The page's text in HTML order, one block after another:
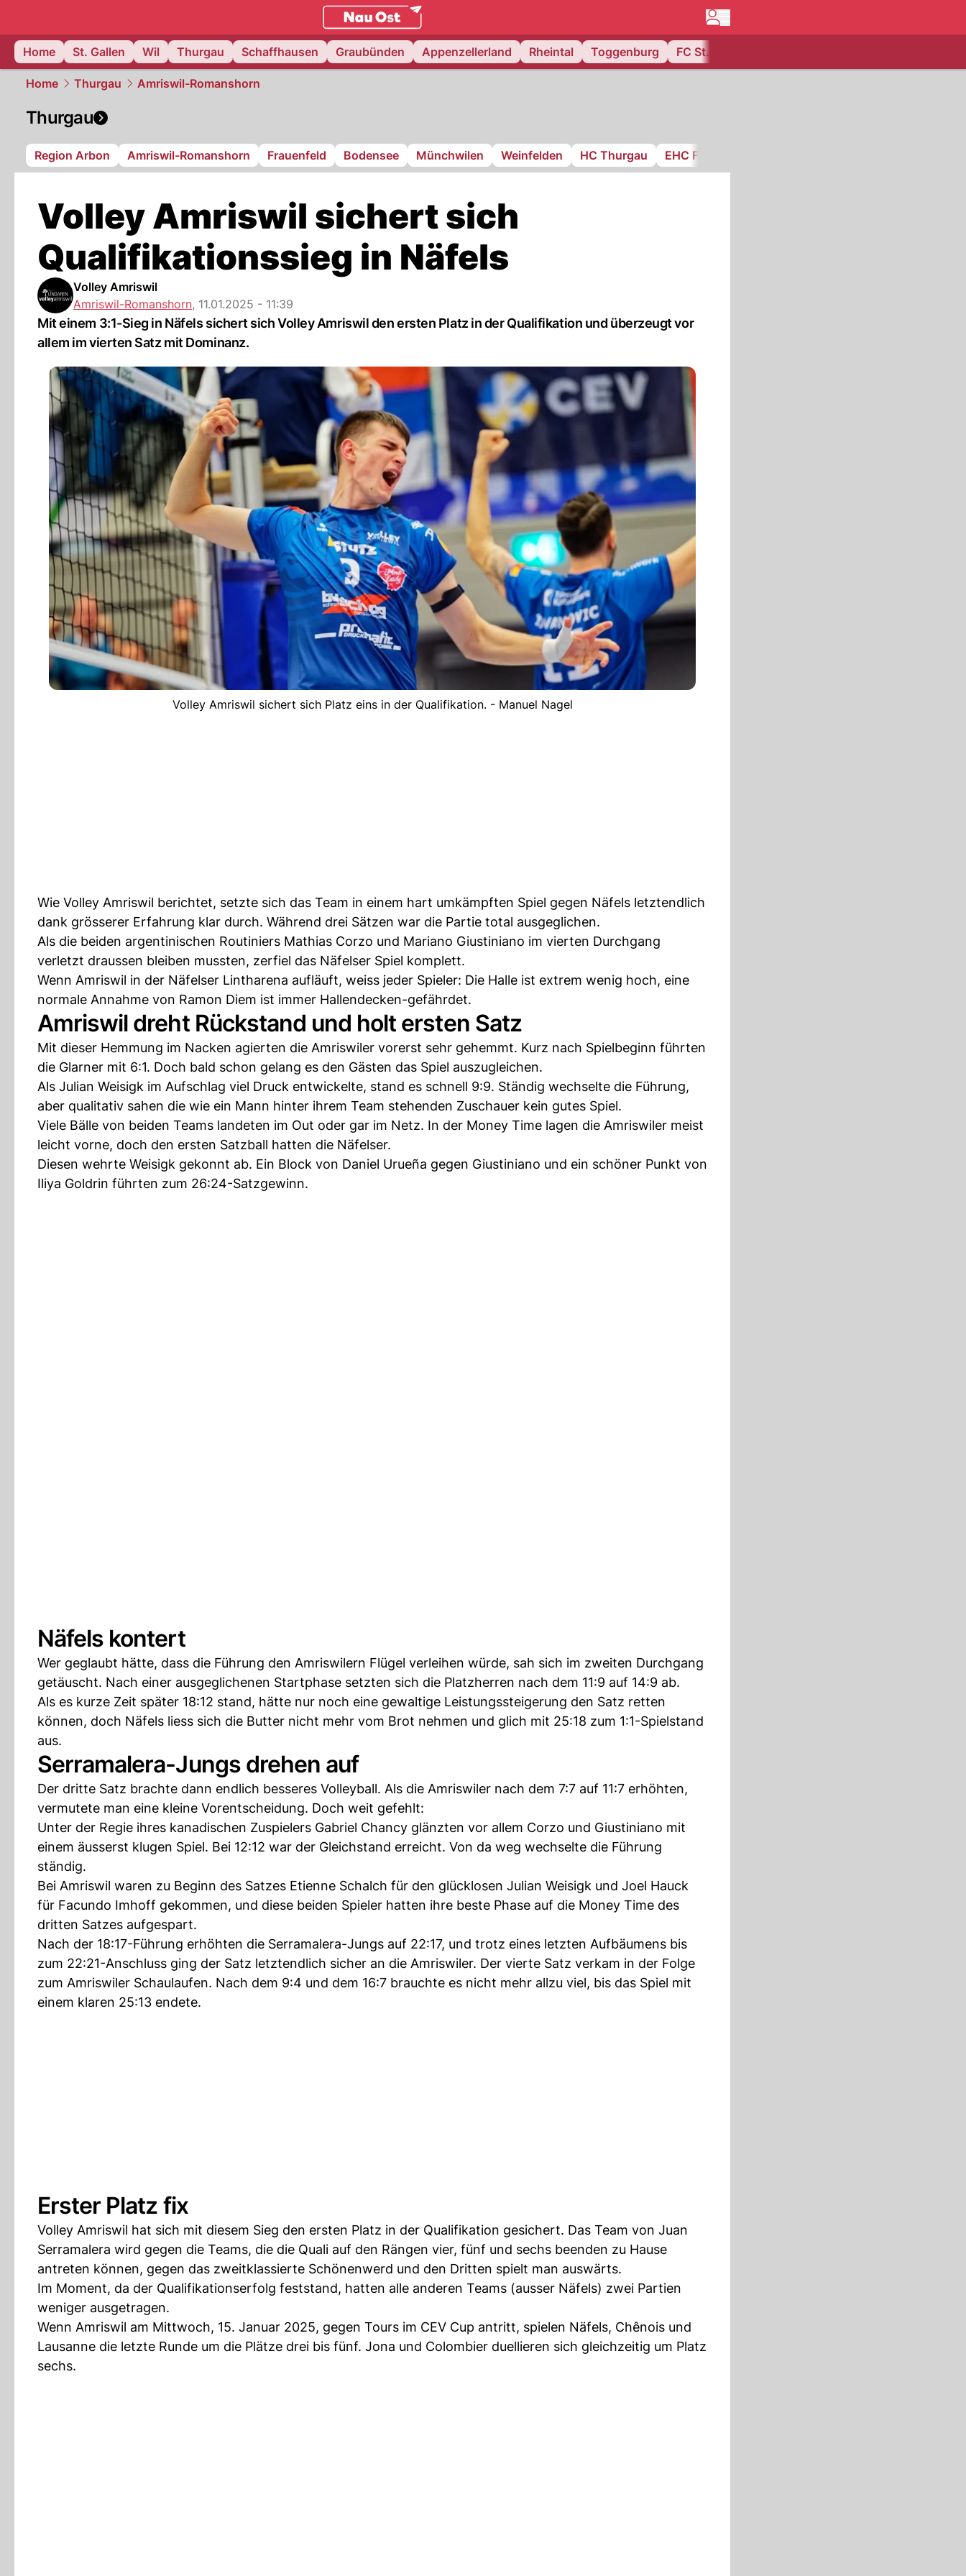
ostschweiz.NAU.ch
Home
St. Gallen Wil Thurgau Schaffhausen Graubünden Appenzellerland Rheintal Toggenburg FC St. Gallen
Home Thurgau Amriswil-Romanshorn
Thurgau
Region Arbon Amriswil-Romanshorn Frauenfeld Bodensee Münchwilen Weinfelden HC Thurgau EHC Frauenfeld
Volley Amriswil sichert sich
Qualifikationssieg in Näfels
Volley Amriswil
Amriswil-Romanshorn, 11.01.2025 - 11:39
Mit einem 3:1-Sieg in Näfels sichert sich Volley Amriswil den ersten Platz in der Qualifikation und überzeugt vor
allem im vierten Satz mit Dominanz.
Volley Amriswil sichert sich Platz eins in der Qualifikation. - Manuel Nagel
Wie Volley Amriswil berichtet, setzte sich das Team in einem hart umkämpften Spiel gegen Näfels letztendlich
dank grösserer Erfahrung klar durch. Während drei Sätzen war die Partie total ausgeglichen.
Als die beiden argentinischen Routiniers Mathias Corzo und Mariano Giustiniano im vierten Durchgang
verletzt draussen bleiben mussten, zerfiel das Näfelser Spiel komplett.
Wenn Amriswil in der Näfelser Lintharena aufläuft, weiss jeder Spieler: Die Halle ist extrem wenig hoch, eine
normale Annahme von Ramon Diem ist immer Hallendecken-gefährdet.
Amriswil dreht Rückstand und holt ersten Satz
Mit dieser Hemmung im Nacken agierten die Amriswiler vorerst sehr gehemmt. Kurz nach Spielbeginn führten
die Glarner mit 6:1. Doch bald schon gelang es den Gästen das Spiel auszugleichen.
Als Julian Weisigk im Aufschlag viel Druck entwickelte, stand es schnell 9:9. Ständig wechselte die Führung,
aber qualitativ sahen die wie ein Mann hinter ihrem Team stehenden Zuschauer kein gutes Spiel.
Viele Bälle von beiden Teams landeten im Out oder gar im Netz. In der Money Time lagen die Amriswiler meist
leicht vorne, doch den ersten Satzball hatten die Näfelser.
Diesen wehrte Weisigk gekonnt ab. Ein Block von Daniel Urueña gegen Giustiniano und ein schöner Punkt von
Iliya Goldrin führten zum 26:24-Satzgewinn.
Näfels kontert
Wer geglaubt hätte, dass die Führung den Amriswilern Flügel verleihen würde, sah sich im zweiten Durchgang
getäuscht. Nach einer ausgeglichenen Startphase setzten sich die Platzherren nach dem 11:9 auf 14:9 ab.
Als es kurze Zeit später 18:12 stand, hätte nur noch eine gewaltige Leistungssteigerung den Satz retten
können, doch Näfels liess sich die Butter nicht mehr vom Brot nehmen und glich mit 25:18 zum 1:1-Spielstand
aus.
Serramalera-Jungs drehen auf
Der dritte Satz brachte dann endlich besseres Volleyball. Als die Amriswiler nach dem 7:7 auf 11:7 erhöhten,
vermutete man eine kleine Vorentscheidung. Doch weit gefehlt:
Unter der Regie ihres kanadischen Zuspielers Gabriel Chancy glänzten vor allem Corzo und Giustiniano mit
einem äusserst klugen Spiel. Bei 12:12 war der Gleichstand erreicht. Von da weg wechselte die Führung
ständig.
Bei Amriswil waren zu Beginn des Satzes Etienne Schalch für den glücklosen Julian Weisigk und Joel Hauck
für Facundo Imhoff gekommen, und diese beiden Spieler hatten ihre beste Phase auf die Money Time des
dritten Satzes aufgespart.
Nach der 18:17-Führung erhöhten die Serramalera-Jungs auf 22:17, und trotz eines letzten Aufbäumens bis
zum 22:21-Anschluss ging der Satz letztendlich sicher an die Amriswiler. Der vierte Satz verkam in der Folge
zum Amriswiler Schaulaufen. Nach dem 9:4 und dem 16:7 brauchte es nicht mehr allzu viel, bis das Spiel mit
einem klaren 25:13 endete.
Erster Platz fix
Volley Amriswil hat sich mit diesem Sieg den ersten Platz in der Qualifikation gesichert. Das Team von Juan
Serramalera wird gegen die Teams, die die Quali auf den Rängen vier, fünf und sechs beenden zu Hause
antreten können, gegen das zweitklassierte Schönenwerd und den Dritten spielt man auswärts.
Im Moment, da der Qualifikationserfolg feststand, hatten alle anderen Teams (ausser Näfels) zwei Partien
weniger ausgetragen.
Wenn Amriswil am Mittwoch, 15. Januar 2025, gegen Tours im CEV Cup antritt, spielen Näfels, Chênois und
Lausanne die letzte Runde um die Plätze drei bis fünf. Jona und Colombier duellieren sich gleichzeitig um Platz
sechs.